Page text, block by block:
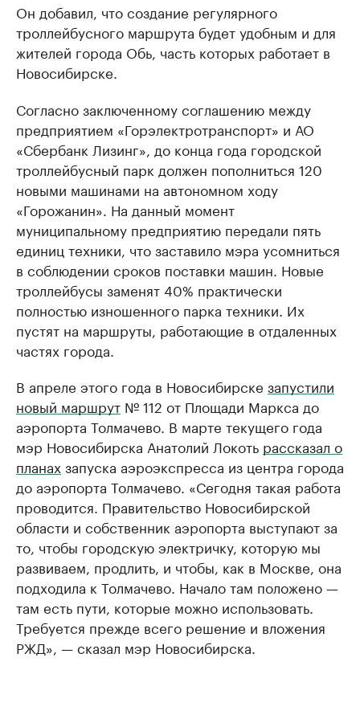
Он добавил, что создание регулярного
троллейбусного маршрута будет удобным и для
жителей города Обь, часть которых работает в
Новосибирске.
Согласно заключенному соглашению между
предприятием «Горэлектротранспорт» и АО
«Сбербанк Лизинг», до конца года городской
троллейбусный парк должен пополниться 120
новыми машинами на автономном ходу
«Горожанин». На данный момент
муниципальному предприятию передали пять
единиц техники, что заставило мэра усомниться
в соблюдении сроков поставки машин. Новые
троллейбусы заменят 40% практически
полностью изношенного парка техники. Их
пустят на маршруты, работающие в отдаленных
частях города.
В апреле этого года в Новосибирске запустили
новый маршрут № 112 от Площади Маркса до
аэропорта Толмачево. В марте текущего года
мэр Новосибирска Анатолий Локоть рассказал о
планах запуска аэроэкспресса из центра города
до аэропорта Толмачево. «Сегодня такая работа
проводится. Правительство Новосибирской
области и собственник аэропорта выступают за
то, чтобы городскую электричку, которую мы
развиваем, продлить, и чтобы, как в Москве, она
подходила к Толмачево. Начало там положено —
там есть пути, которые можно использовать.
Требуется прежде всего решение и вложения
РЖД», — сказал мэр Новосибирска.